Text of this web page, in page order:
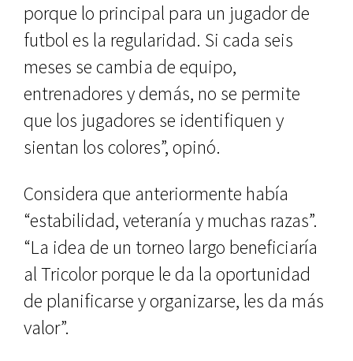
porque lo principal para un jugador de
futbol es la regularidad. Si cada seis
meses se cambia de equipo,
entrenadores y demás, no se permite
que los jugadores se identifiquen y
sientan los colores”, opinó.
Considera que anteriormente había
“estabilidad, veteranía y muchas razas”.
“La idea de un torneo largo beneficiaría
al Tricolor porque le da la oportunidad
de planificarse y organizarse, les da más
valor”.